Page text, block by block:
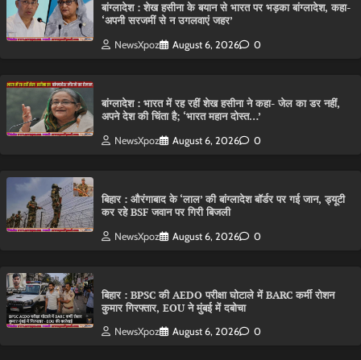
बांग्लादेश : शेख हसीना के बयान से भारत पर भड़का बांग्लादेश, कहा-
‘अपनी सरजमीं से न उगलवाएं जहर’
NewsXpoz August 6, 2026 0
बांग्लादेश : भारत में रह रहीं शेख हसीना ने कहा- जेल का डर नहीं,
अपने देश की चिंता है; ‘भारत महान दोस्त…’
NewsXpoz August 6, 2026 0
बिहार : औरंगाबाद के ‘लाल’ की बांग्लादेश बॉर्डर पर गई जान, ड्यूटी
कर रहे BSF जवान पर गिरी बिजली
NewsXpoz August 6, 2026 0
बिहार : BPSC की AEDO परीक्षा घोटाले में BARC कर्मी रोशन
कुमार गिरफ्तार, EOU ने मुंबई में दबोचा
NewsXpoz August 6, 2026 0